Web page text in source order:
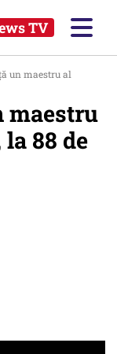
TV
un maestru al
maestru
88 de